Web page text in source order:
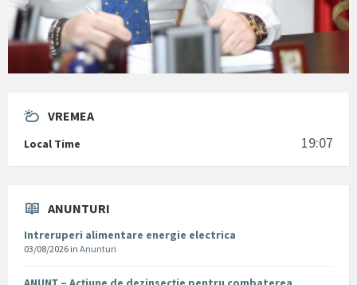
VREMEA
Local Time 19:07
ANUNTURI
Intreruperi alimentare energie electrica
03/08/2026 in Anunturi